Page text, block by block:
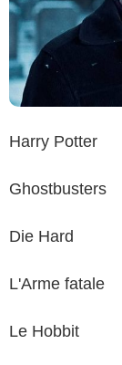
Harry Potter
Ghostbusters
Die Hard
L'Arme fatale
Le Hobbit